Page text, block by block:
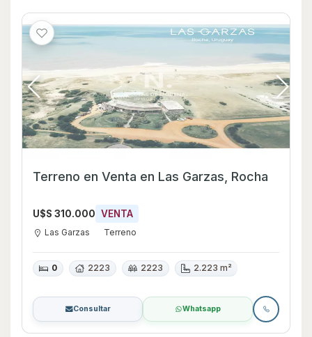
Terreno en Venta en Las Garzas, Rocha
U$S 310.000 VENTA
Las Garzas Terreno
0 2223 2223 2.223 m²
Consultar Whatsapp